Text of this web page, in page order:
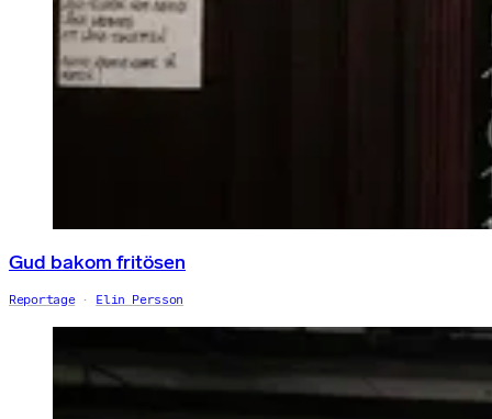
Gud bakom fritösen
Reportage Elin Persson